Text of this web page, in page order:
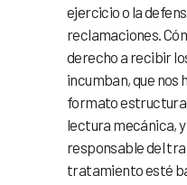
ejercicio o la
reclamaciones.
derecho a recibir
incumban, que nos
formato
lectura mecánica,
responsable del
tratamiento esté